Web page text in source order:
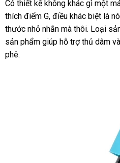
Có thiết kế không khác gì một
thích điểm Gnơi
bán
, điều khác biệt là nó
thước nhỏ nhắn tại
nhà
mà thôigiá
rẻ
. Loại
sản phẩm giúp hỗ trợ thủ dâm
phê.